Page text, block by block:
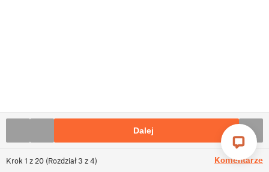
Krok 1 z 20 (Rozdział3 z4) Komentarze
Dalej